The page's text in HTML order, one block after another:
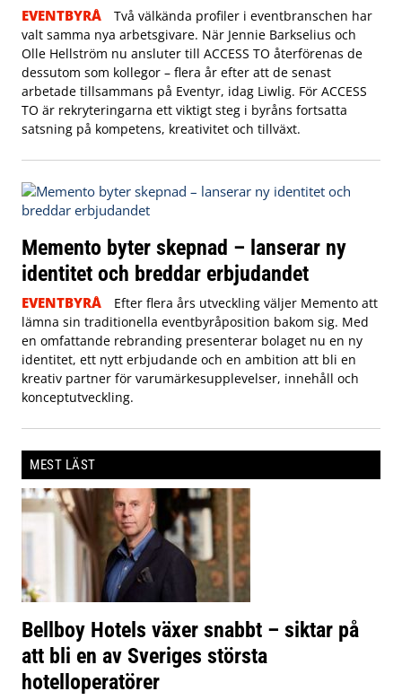
EVENTBYRÅ
Två välkända profiler i eventbranschen har
valt samma nya arbetsgivare. När Jennie Barkselius och
Olle Hellström nu ansluter till ACCESS TO återförenas de
dessutom som kollegor – flera år efter att de senast
arbetade tillsammans på Eventyr, idag Liwlig. För ACCESS
TO är rekryteringarna ett viktigt steg i byråns fortsatta
satsning på kompetens, kreativitet och tillväxt.
Memento byter skepnad – lanserar ny
identitet och breddar erbjudandet
EVENTBYRÅ
Efter flera års utveckling väljer Memento att
lämna sin traditionella eventbyråposition bakom sig. Med
en omfattande rebranding presenterar bolaget nu en ny
identitet, ett nytt erbjudande och en ambition att bli en
kreativ partner för varumärkesupplevelser, innehåll och
konceptutveckling.
MEST LÄST
Bellboy Hotels växer snabbt – siktar på
att bli en av Sveriges största
hotelloperatörer